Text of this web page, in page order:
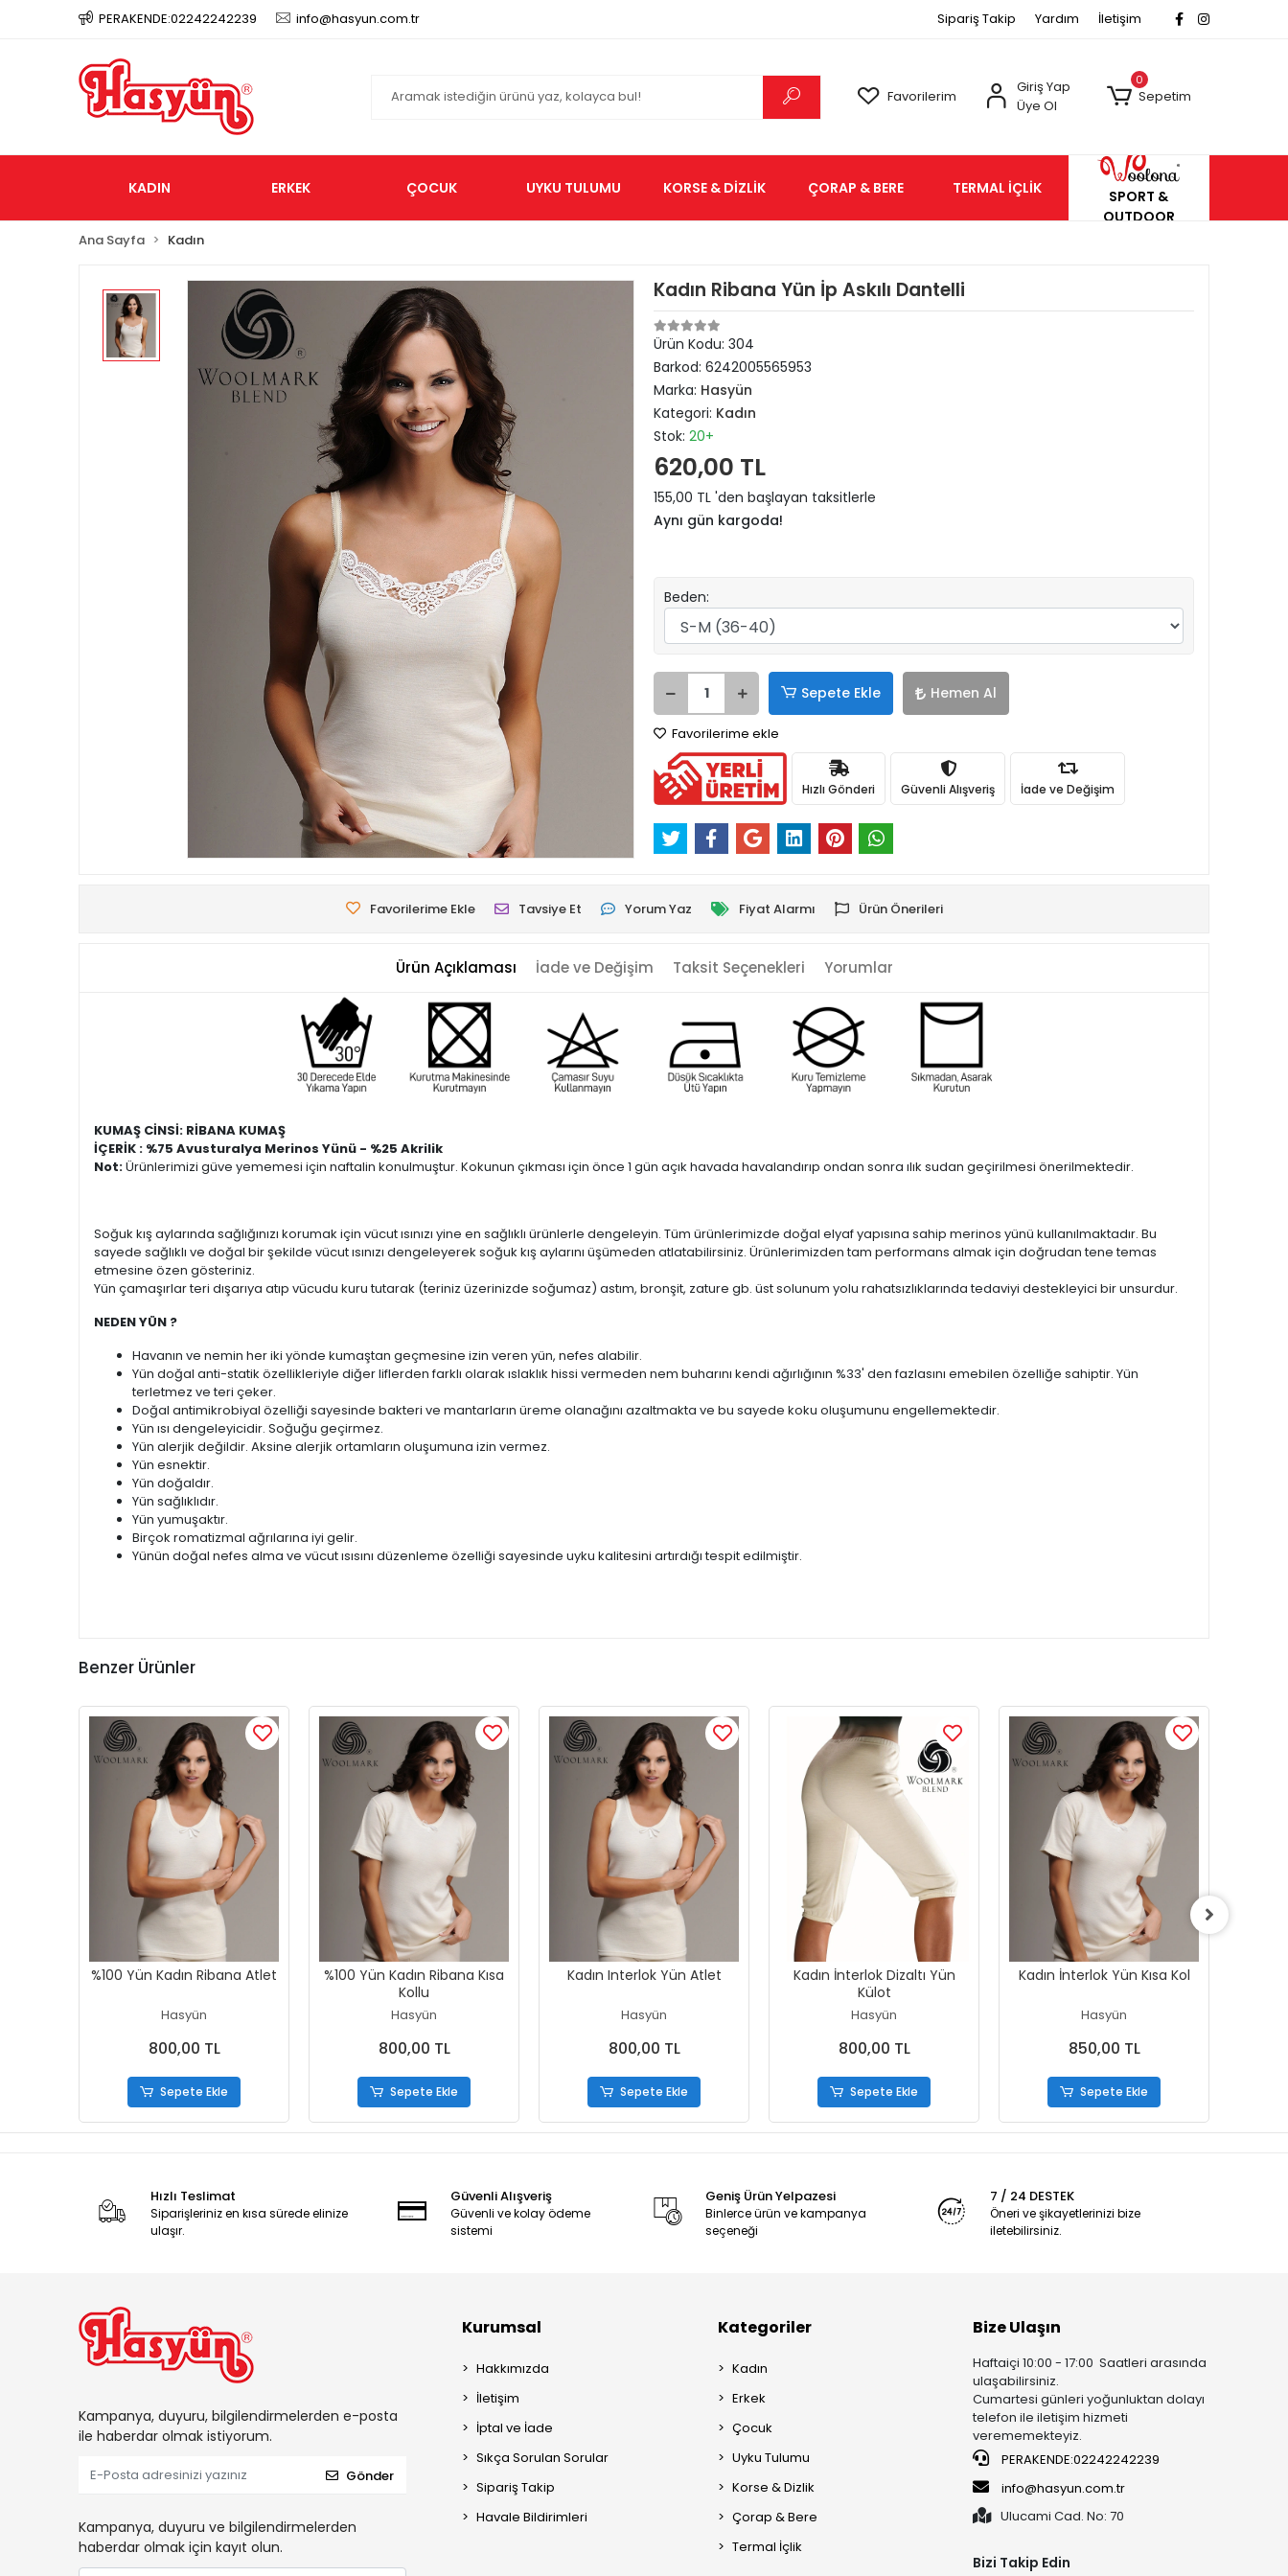
PERAKENDE:02242242239 info@hasyun.com.tr Sipariş Takip Yardım İletişim
Favorilerim
Giriş Yap
Üye Ol
0
Sepetim
KADIN ERKEK ÇOCUK UYKU TULUMU KORSE & DİZLİK ÇORAP & BERE TERMAL İÇLİK
SPORT &
OUTDOOR
Ana Sayfa Kadın
Kadın Ribana Yün İp Askılı Dantelli
Ürün Kodu: 304
Barkod: 6242005565953
Marka: Hasyün
Kategori: Kadın
Stok: 20+
620,00 TL
155,00 TL 'den başlayan taksitlerle
Aynı gün kargoda!
Beden:
Sepete Ekle Hemen Al
Favorilerime ekle
Hızlı Gönderi Güvenli Alışveriş İade ve Değişim
Favorilerime Ekle Tavsiye Et Yorum Yaz Fiyat Alarmı Ürün Önerileri
Ürün Açıklaması İade ve Değişim Taksit Seçenekleri Yorumlar
KUMAŞ CİNSİ: RİBANA KUMAŞ
İÇERİK : %75 Avusturalya Merinos Yünü - %25 Akrilik
Not:Ürünlerimizi güve yememesi için naftalin konulmuştur. Kokunun çıkması için önce 1 gün açık havada havalandırıp ondan sonra ılık sudan geçirilmesi önerilmektedir.
Soğuk kış aylarında sağlığınızı korumak için vücut ısınızı yine en sağlıklı ürünlerle dengeleyin. Tüm ürünlerimizde doğal elyaf yapısına sahip merinos yünü kullanılmaktadır. Bu
sayede sağlıklı ve doğal bir şekilde vücut ısınızı dengeleyerek soğuk kış aylarını üşümeden atlatabilirsiniz. Ürünlerimizden tam performans almak için doğrudan tene temas
etmesine özen gösteriniz.
Yün çamaşırlar teri dışarıya atıp vücudu kuru tutarak (teriniz üzerinizde soğumaz) astım, bronşit, zature gb. üst solunum yolu rahatsızlıklarında tedaviyi destekleyici bir unsurdur.
NEDEN YÜN ?
Havanın ve nemin her iki yönde kumaştan geçmesine izin veren yün, nefes alabilir.
Yün doğal anti-statik özellikleriyle diğer liflerden farklı olarak ıslaklık hissi vermeden nem buharını kendi ağırlığının %33' den fazlasını emebilen özelliğe sahiptir. Yün
terletmez ve teri çeker.
Doğal antimikrobiyal özelliği sayesinde bakteri ve mantarların üreme olanağını azaltmakta ve bu sayede koku oluşumunu engellemektedir.
Yün ısı dengeleyicidir. Soğuğu geçirmez.
Yün alerjik değildir. Aksine alerjik ortamların oluşumuna izin vermez.
Yün esnektir.
Yün doğaldır.
Yün sağlıklıdır.
Yün yumuşaktır.
Birçok romatizmal ağrılarına iyi gelir.
Yünün doğal nefes alma ve vücut ısısını düzenleme özelliği sayesinde uyku kalitesini artırdığı tespit edilmiştir.
Benzer Ürünler
%100 Yün Kadın Ribana Atlet
Hasyün
800,00 TL
Sepete Ekle
%100 Yün Kadın Ribana Kısa
Kollu
Hasyün
800,00 TL
Sepete Ekle
Kadın Interlok Yün Atlet
Hasyün
800,00 TL
Sepete Ekle
Kadın İnterlok Dizaltı Yün
Külot
Hasyün
800,00 TL
Sepete Ekle
Kadın İnterlok Yün Kısa Kol
Hasyün
850,00 TL
Sepete Ekle
Hızlı Teslimat
Siparişleriniz en kısa sürede elinize
ulaşır.
Güvenli Alışveriş
Güvenli ve kolay ödeme
sistemi
Geniş Ürün Yelpazesi
Binlerce ürün ve kampanya
seçeneği
7 / 24 DESTEK
Öneri ve şikayetlerinizi bize
iletebilirsiniz.
Kampanya, duyuru, bilgilendirmelerden e-posta
ile haberdar olmak istiyorum.
Gönder
Kampanya, duyuru ve bilgilendirmelerden
haberdar olmak için kayıt olun.
Kurumsal
Hakkımızda
İletişim
İptal ve İade
Sıkça Sorulan Sorular
Sipariş Takip
Havale Bildirimleri
Kategoriler
Kadın
Erkek
Çocuk
Uyku Tulumu
Korse & Dizlik
Çorap & Bere
Termal İçlik
Bize Ulaşın
Haftaiçi 10:00 - 17:00 Saatleri arasında
ulaşabilirsiniz.
Cumartesi günleri yoğunluktan dolayı
telefon ile iletişim hizmeti
verememekteyiz.
PERAKENDE:02242242239
info@hasyun.com.tr
Ulucami Cad. No: 70
Bizi Takip Edin